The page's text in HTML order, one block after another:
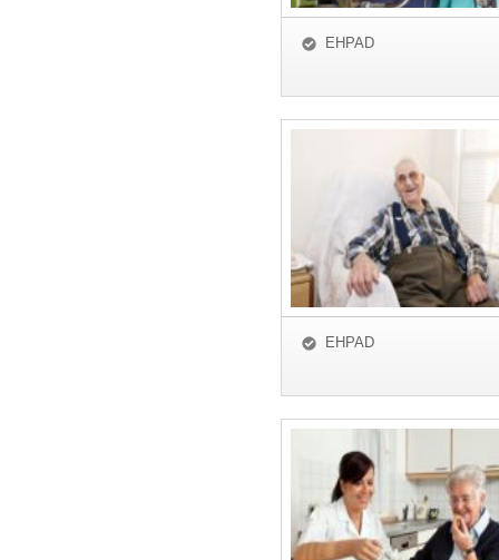
EHPAD
EHPAD